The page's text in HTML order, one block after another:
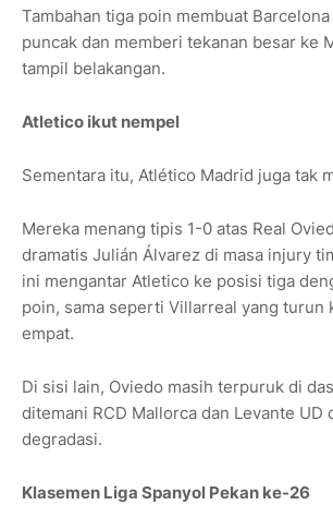
Tambahan tiga poin membuat
puncak dan memberi tekanan besar ke
tampil belakangan.
Atletico ikut nempel
Sementara itu, Atlético Madrid juga tak
Mereka menang tipis 1-0 atas Real
dramatis Julián Álvarez di masa injury
ini mengantar Atletico ke posisi tiga
poin, sama seperti Villarreal yang turun
empat.
Di sisi lain, Oviedo masih terpuruk di
ditemani RCD Mallorca dan Levante UD
degradasi.
Klasemen Liga Spanyol Pekan ke-26